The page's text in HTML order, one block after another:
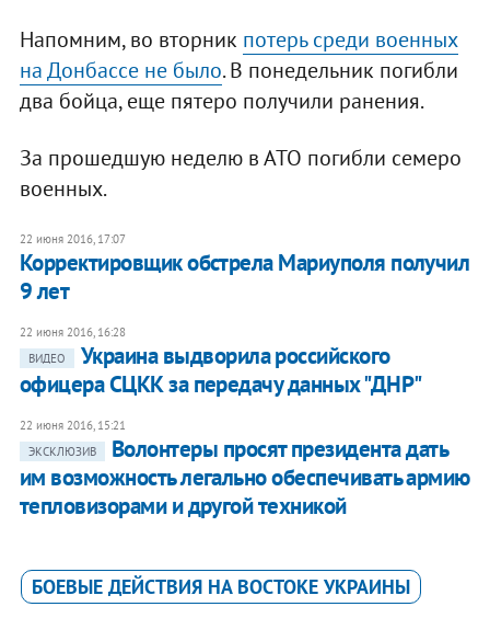
Напомним, во вторник потерь среди военных
на Донбассе не было. В понедельник погибли
два бойца, еще пятеро получили ранения.
За прошедшую неделю в АТО погибли семеро
военных.
22 июня 2016, 17:07
Корректировщик обстрела Мариуполя получил
9 лет
22 июня 2016, 16:28
ВИДЕО
Украина выдворила российского
офицера СЦКК за передачу данных "ДНР"
22 июня 2016, 15:21
ЭКСКЛЮЗИВ
Волонтеры просят президента дать
им возможность легально обеспечивать армию
тепловизорами и другой техникой
БОЕВЫЕ ДЕЙСТВИЯ НА ВОСТОКЕ УКРАИНЫ